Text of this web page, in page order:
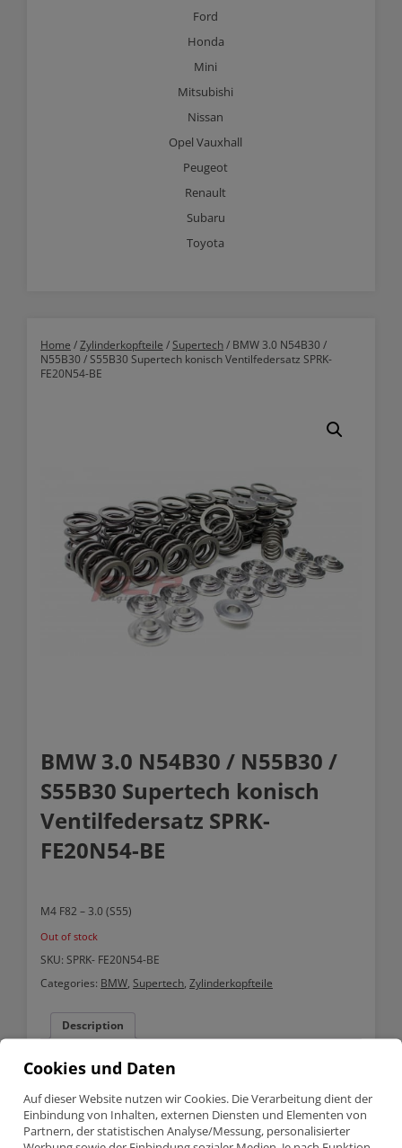
Ford
Honda
Mini
Mitsubishi
Nissan
Opel Vauxhall
Peugeot
Renault
Subaru
Toyota
Home /Zylinderkopfteile /Supertech/ BMW 3.0 N54B30 /
N55B30 / S55B30 Supertech konisch Ventilfedersatz SPRK-
FE20N54-BE
BMW 3.0 N54B30 / N55B30 /
S55B30 Supertech konisch
Ventilfedersatz SPRK-
FE20N54-BE
M4 F82 – 3.0 (S55)
Out of stock
SKU: SPRK- FE20N54-BE
Categories: BMW, Supertech, Zylinderkopfteile
Description
Description
BMW 3.0 N54B30 / N55B30 / S55B30 Supertech konisch
Ventilfedersatz SPRK-FE20N54-BE
Cookies und Daten
Auf dieser Website nutzen wir Cookies. Die Verarbeitung dient der
Einbindung von Inhalten, externen Diensten und Elementen von
Partnern, der statistischen Analyse/Messung, personalisierter